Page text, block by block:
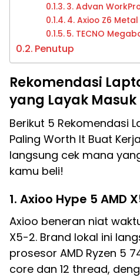
3. Advan
4. Axioo Z6 Metal
5. TECNO
Penutup
Rekomendasi
yang Layak
Berikut 5 Rekomendasi
Paling Worth It Buat
langsung cek mana
kamu beli!
1. Axioo Hype 5 AMD
Axioo beneran niat
X5-2. Brand lokal ini
prosesor AMD Ryzen 5
core dan 12 thread,